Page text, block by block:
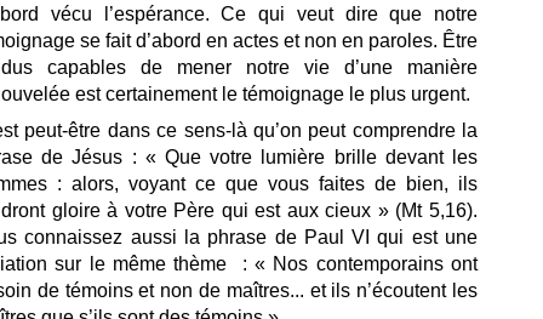
vécu l’espérance. Ce qui veut dire que notre
se fait d’abord en actes et non en paroles. Être
capables de mener notre vie d’une manière
est certainement le témoignage le plus urgent.
peut-être dans ce sens-là qu’on peut comprendre la
de Jésus : « Que votre lumière brille devant les
: alors, voyant ce que vous faites de bien, ils
gloire à votre Père qui est aux cieux » (Mt 5,16).
connaissez aussi la phrase de Paul VI qui est une
sur le même thème : « Nos contemporains ont
de témoins et non de maîtres... et ils n’écoutent les